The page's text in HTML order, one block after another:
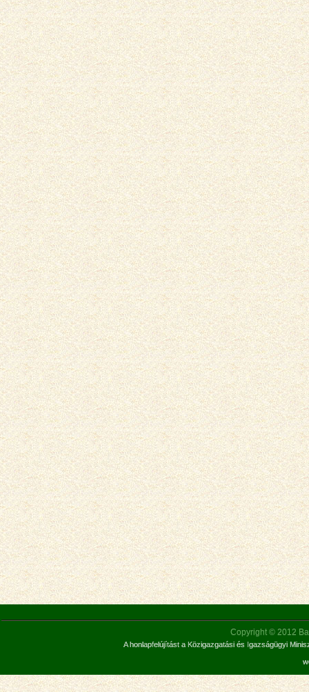
Copyright © 2012
A honlapfelújítást a Közigazgatási és Igazságügyi